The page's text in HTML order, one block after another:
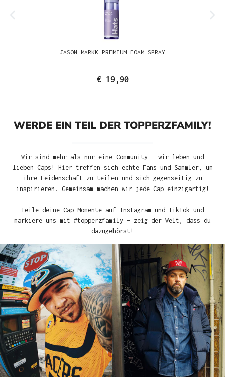
JASON MARKK PREMIUM FOAM SPRAY
€ 19,90
WERDE EIN TEIL DER TOPPERZFAMILY!
Wir sind mehr als nur eine Community – wir leben und
lieben Caps! Hier treffen sich echte Fans und Sammler, um
ihre Leidenschaft zu teilen und sich gegenseitig zu
inspirieren. Gemeinsam machen wir jede Cap einzigartig!
Teile deine Cap-Momente auf Instagram und TikTok und
markiere uns mit #topperzfamily – zeig der Welt, dass du
dazugehörst!